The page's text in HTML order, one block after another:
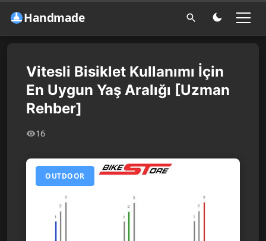
Handmade
Vitesli Bisiklet Kullanımı İçin
En Uygun Yaş Aralığı [Uzman
Rehber]
16
OUTDOOR